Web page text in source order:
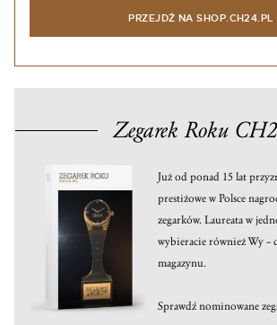
PRZEJDŹ NA SHOP.CH24.PL
Zegarek Roku
Już od ponad 15 lat
prestiżowe w Polsce
zegarków. Laureata w
wybieracie również Wy –
magazynu.
Sprawdź nominowane